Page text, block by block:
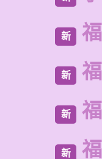
新
新
新
新